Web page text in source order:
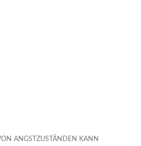
ANGSTZUSTÄNDEN KANN